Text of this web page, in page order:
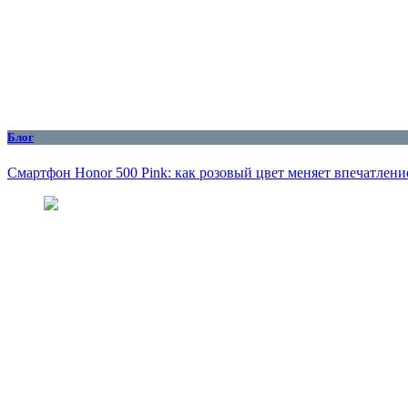
Блог
Смартфон Honor 500 Pink: как розовый цвет меняет